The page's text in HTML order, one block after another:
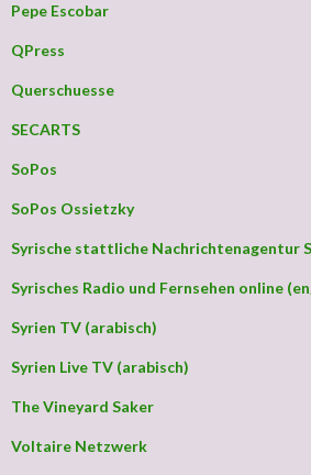
Pepe Escobar
QPress
Querschuesse
SECARTS
SoPos
SoPos Ossietzky
Syrische stattliche Nachrichtenagentur
Syrisches Radio und Fernsehen online
Syrien TV (arabisch)
Syrien Live TV (arabisch)
The Vineyard Saker
Voltaire Netzwerk